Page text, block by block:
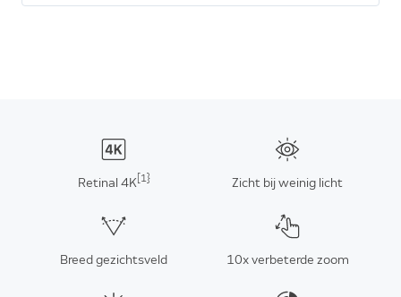
Retinal 4K [1} Zicht bij weinig licht
Breed gezichtsveld 10x verbeterde zoom